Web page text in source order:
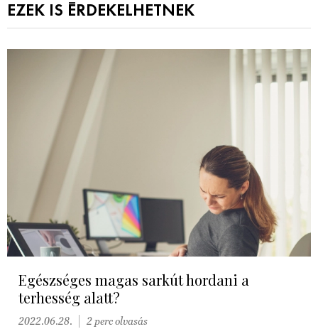
EZEK IS ÉRDEKELHETNEK
Egészséges magas sarkút hordani a
terhesség alatt?
2022.06.28. 2 perc olvasás